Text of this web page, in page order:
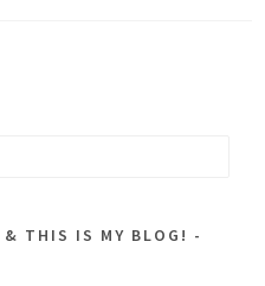
& THIS IS MY BLOG!